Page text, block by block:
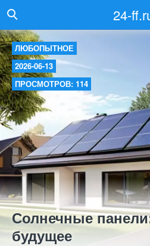
24-
ЛЮБОПЫТНОЕ
2026-06-13
ПРОСМОТРОВ: 114
Солнечные
будущее